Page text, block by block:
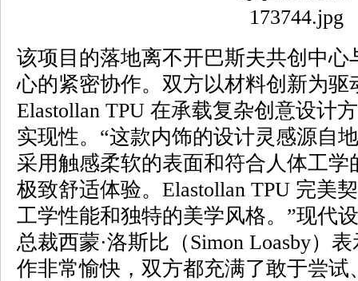
该项目的落地离不开巴斯夫共创中
心的紧密协作。双方以材料创新为驱
Elastollan TPU 在承载复杂创意设计
实现性。“这款内饰的设计灵感源自
采用触感柔软的表面和符合人体工
极致舒适体验。Elastollan TPU 完美
工学性能和独特的美学风格。”现代
总裁西蒙·洛斯比（Simon Loasby）
作非常愉快，双方都充满了敢于尝试